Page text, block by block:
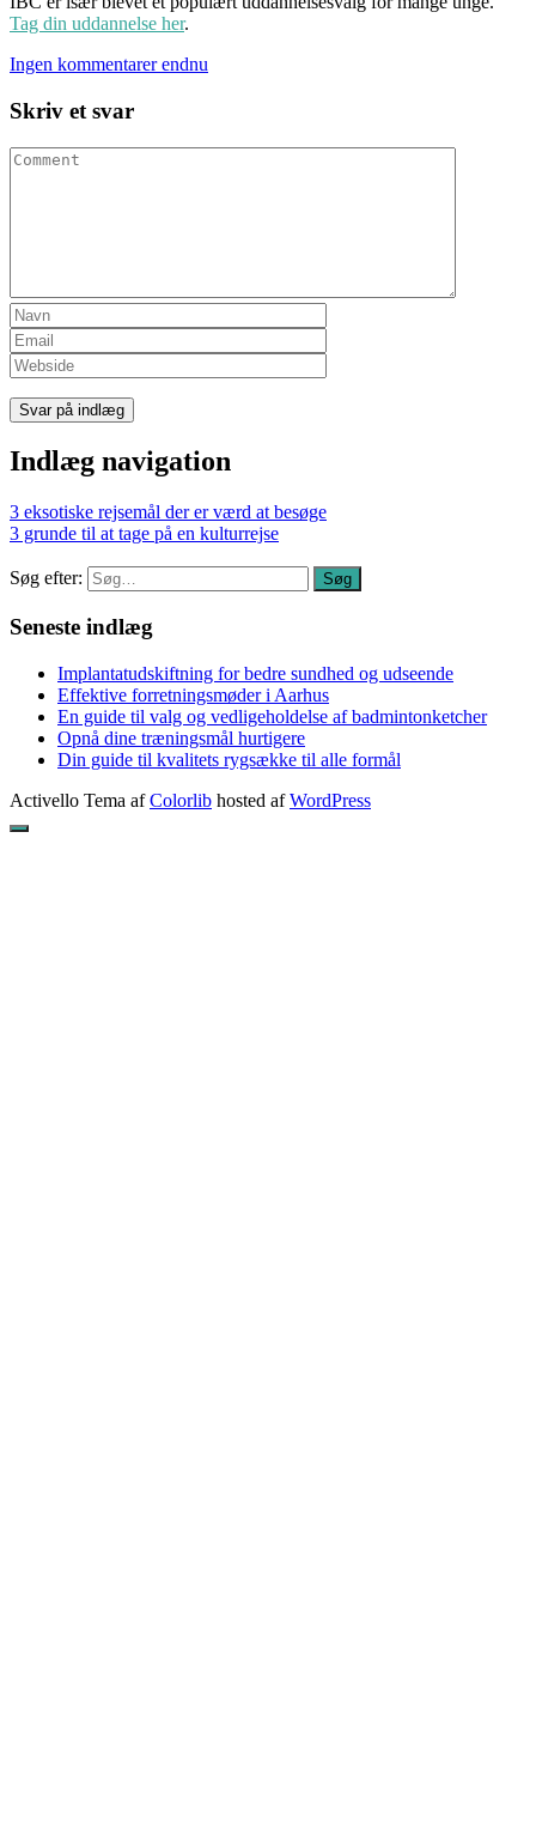
Tag din uddannelse her.
Ingen kommentarer endnu
Skriv et svar
Indlæg navigation
3 eksotiske rejsemål der er værd at besøge
3 grunde til at tage på en kulturrejse
Søg efter: Søg
Seneste indlæg
Implantatudskiftning for bedre sundhed og udseende
Effektive forretningsmøder i Aarhus
En guide til valg og vedligeholdelse af badmintonketcher
Opnå dine træningsmål hurtigere
Din guide til kvalitets rygsække til alle formål
Activello Tema afColorlib hosted afWordPress